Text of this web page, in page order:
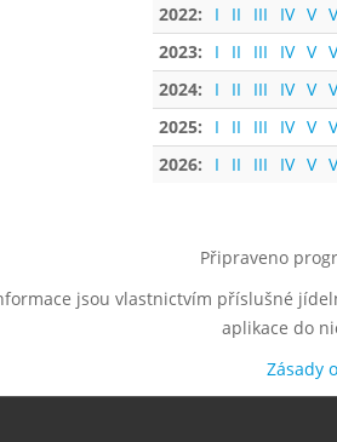
2022:
I II III IV V
2023:
I II III IV V
2024:
I II III IV V
2025:
I II III IV V
2026:
I II III IV V
Připraveno
jsou vlastnictvím příslušné
aplikace do
Zásady